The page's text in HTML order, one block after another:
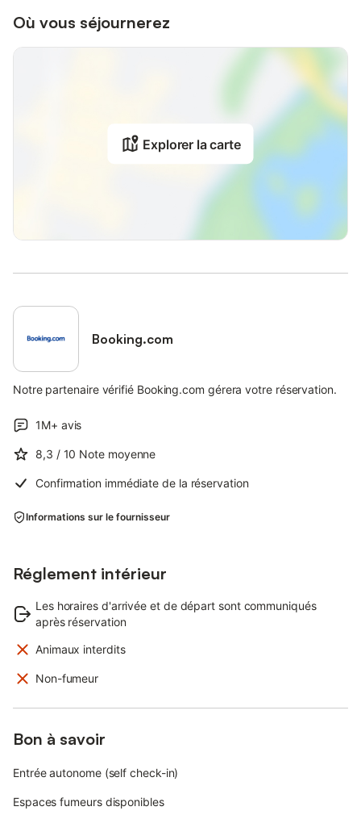
Où vous séjournerez
Explorer la carte
Booking.com
Notre partenaire vérifié Booking.com gérera votre réservation.
1M+ avis
8,3 / 10 Note moyenne
Confirmation immédiate de la réservation
Informations sur le fournisseur
Réglement intérieur
Les horaires d'arrivée et de départ sont communiqués
après réservation
Animaux interdits
Non-fumeur
Bon à savoir
Entrée autonome (self check-in)
Espaces fumeurs disponibles